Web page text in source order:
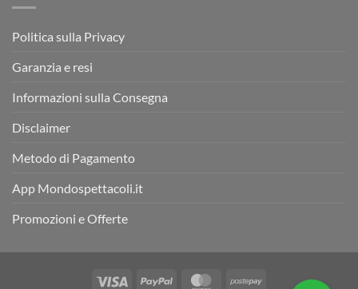
Politica sulla Privacy
Garanzia e resi
Informazioni sulla Consegna
Disclaimer
Metodo di Pagamento
App Mondospettacoli.it
Promozioni e Offerte